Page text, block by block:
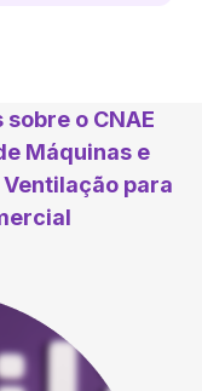
o CNAE
Máquinas e
para